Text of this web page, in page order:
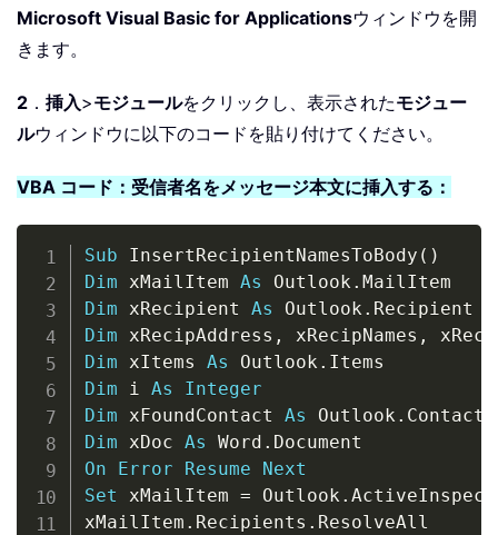
Microsoft Visual Basic for Applicationsウィンドウを開
きます。
2 ． 挿入>モジュールをクリックし、表示されたモジュー
ルウィンドウに以下のコードを貼り付けてください。
VBA コード：受信者名をメッセージ本文に挿入する：
Sub InsertRecipientNamesToBody ( )
Dim xMailItem As Outlook .
Dim xRecipient As Outlook .
Dim xRecipAddress , xRecipNames ,
Dim xItems As Outlook .
Dim i As
Integer
Dim xFoundContact As Outlook .
Dim xDoc As Word .
On
Error Resume
Next
Set xMailItem = Outlook .
xMailItem . Recipients .
Copy